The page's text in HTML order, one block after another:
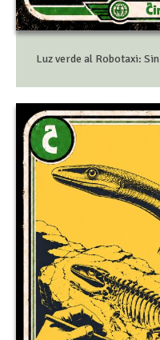
Luz verde al Robotaxi: